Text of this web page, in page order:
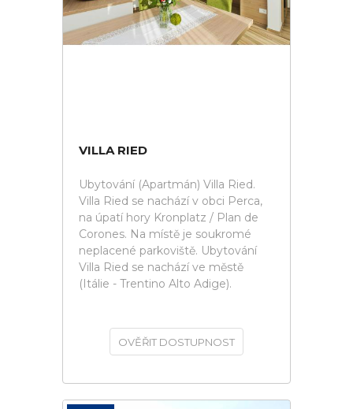
VILLA RIED
Ubytování (Apartmán) Villa Ried.
Villa Ried se nachází v obci Perca,
na úpatí hory Kronplatz / Plan de
Corones. Na místě je soukromé
neplacené parkoviště. Ubytování
Villa Ried se nachází ve městě
(Itálie - Trentino Alto Adige).
OVĚŘIT DOSTUPNOST